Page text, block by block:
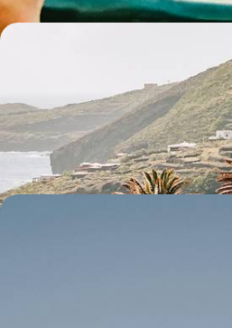
Palerme et l'île secrète de
De la beauté volcanique et méconnue
vibrante de Palerme, un duo captivant
8 jours, de 3100 à 4200 €